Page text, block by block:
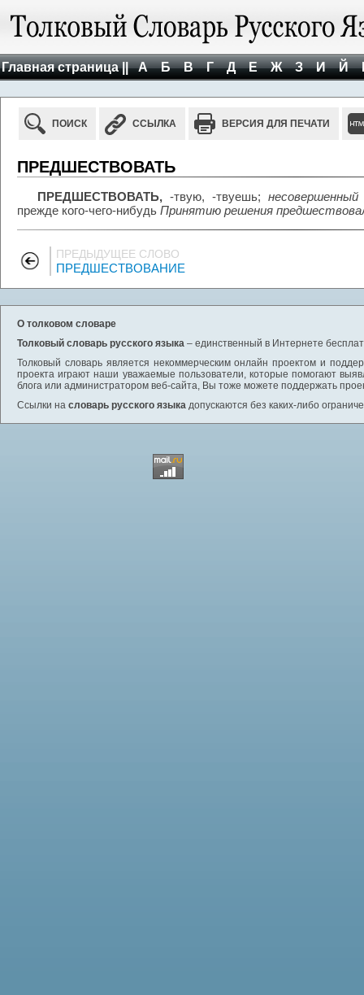
Главная страница || А Б В Г Д Е Ж З И Й
ПОИСК ССЫЛКА ВЕРСИЯ ДЛЯ ПЕЧАТИ
ПРЕДШЕСТВОВАТЬ
ПРЕДШЕСТВОВАТЬ, -твую, -твуешь;
прежде кого-чего-нибудь Принятию решения
ПРЕДЫДУЩЕЕ СЛОВО
ПРЕДШЕСТВОВАНИЕ
О толковом словаре
Толковый словарь русского языка – единственный в Интернете
Толковый словарь является некоммерческим онлайн проектом и
проекта играют наши уважаемые пользователи, которые помогают
блога или администратором веб-сайта, Вы тоже можете поддержать
Ссылки на словарь русского языка допускаются без каких-либо